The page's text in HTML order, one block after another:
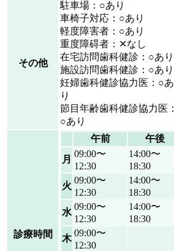
その他
駐車場：○あり
車椅子対応：○あり
軽度障害者：○あり
重度障碍者：✕なし
在宅訪問歯科健診：○あり
施設訪問歯科健診：○あり
妊婦歯科健診協力医：○あ
り
節目年齢歯科健診協力医：
○あり
診療時間
午前
午後
月
09:00〜
12:30
14:00〜
18:30
火
09:00〜
12:30
14:00〜
18:30
水
09:00〜
12:30
14:00〜
18:30
木
09:00〜
12:30